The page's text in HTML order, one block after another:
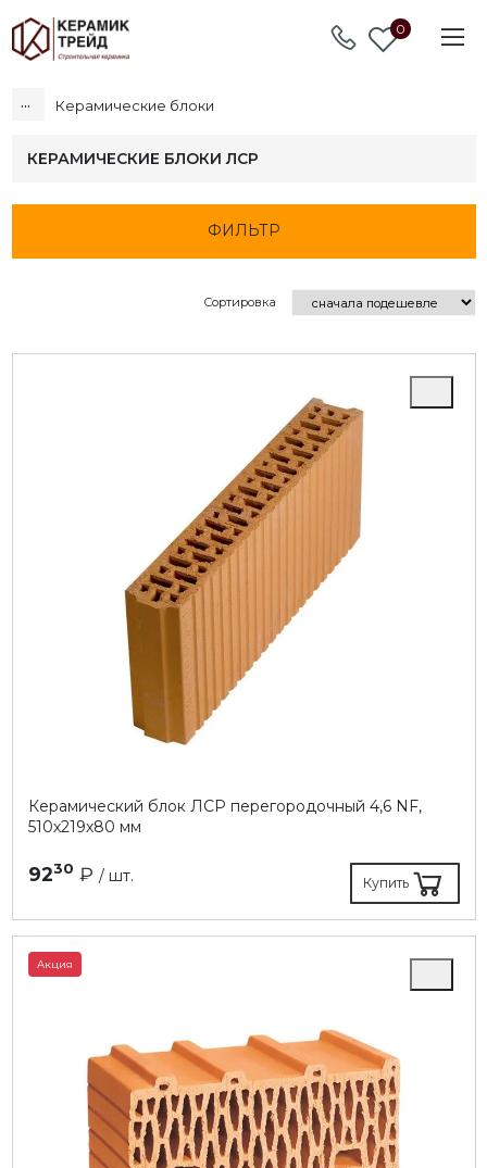
0
... Керамические блоки
КЕРАМИЧЕСКИЕ БЛОКИ ЛСР
ФИЛЬТР
Сортировка
Керамический блок ЛСР перегородочный 4,6 NF,
510х219х80 мм
9230 ₽ / шт. Купить
Акция